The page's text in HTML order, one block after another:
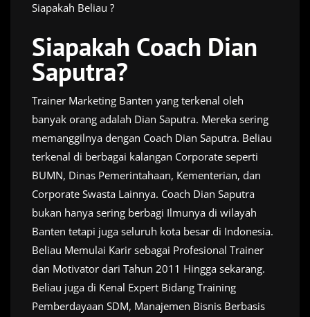
Siapakah Beliau ?
Siapakah Coach Dian
Saputra?
Trainer Marketing Banten yang terkenal oleh
banyak orang adalah Dian Saputra. Mereka sering
memanggilnya dengan Coach Dian Saputra. Beliau
terkenal di berbagai kalangan Corporate seperti
BUMN, Dinas Pemerintahaan, Kementerian, dan
Corporate Swasta Lainnya. Coach Dian Saputra
bukan hanya sering berbagi Ilmunya di wilayah
Banten tetapi juga seluruh kota besar di Indonesia.
Beliau Memulai Karir sebagai Profesional Trainer
dan Motivator dari Tahun 2011 Hingga sekarang.
Beliau juga di Kenal Expert Bidang Training
Pemberdayaan SDM, Manajemen Bisnis Berbasis